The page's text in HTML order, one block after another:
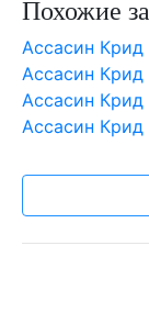
Похожие
Aссасин
Aссасин
Aссасин
Aссасин